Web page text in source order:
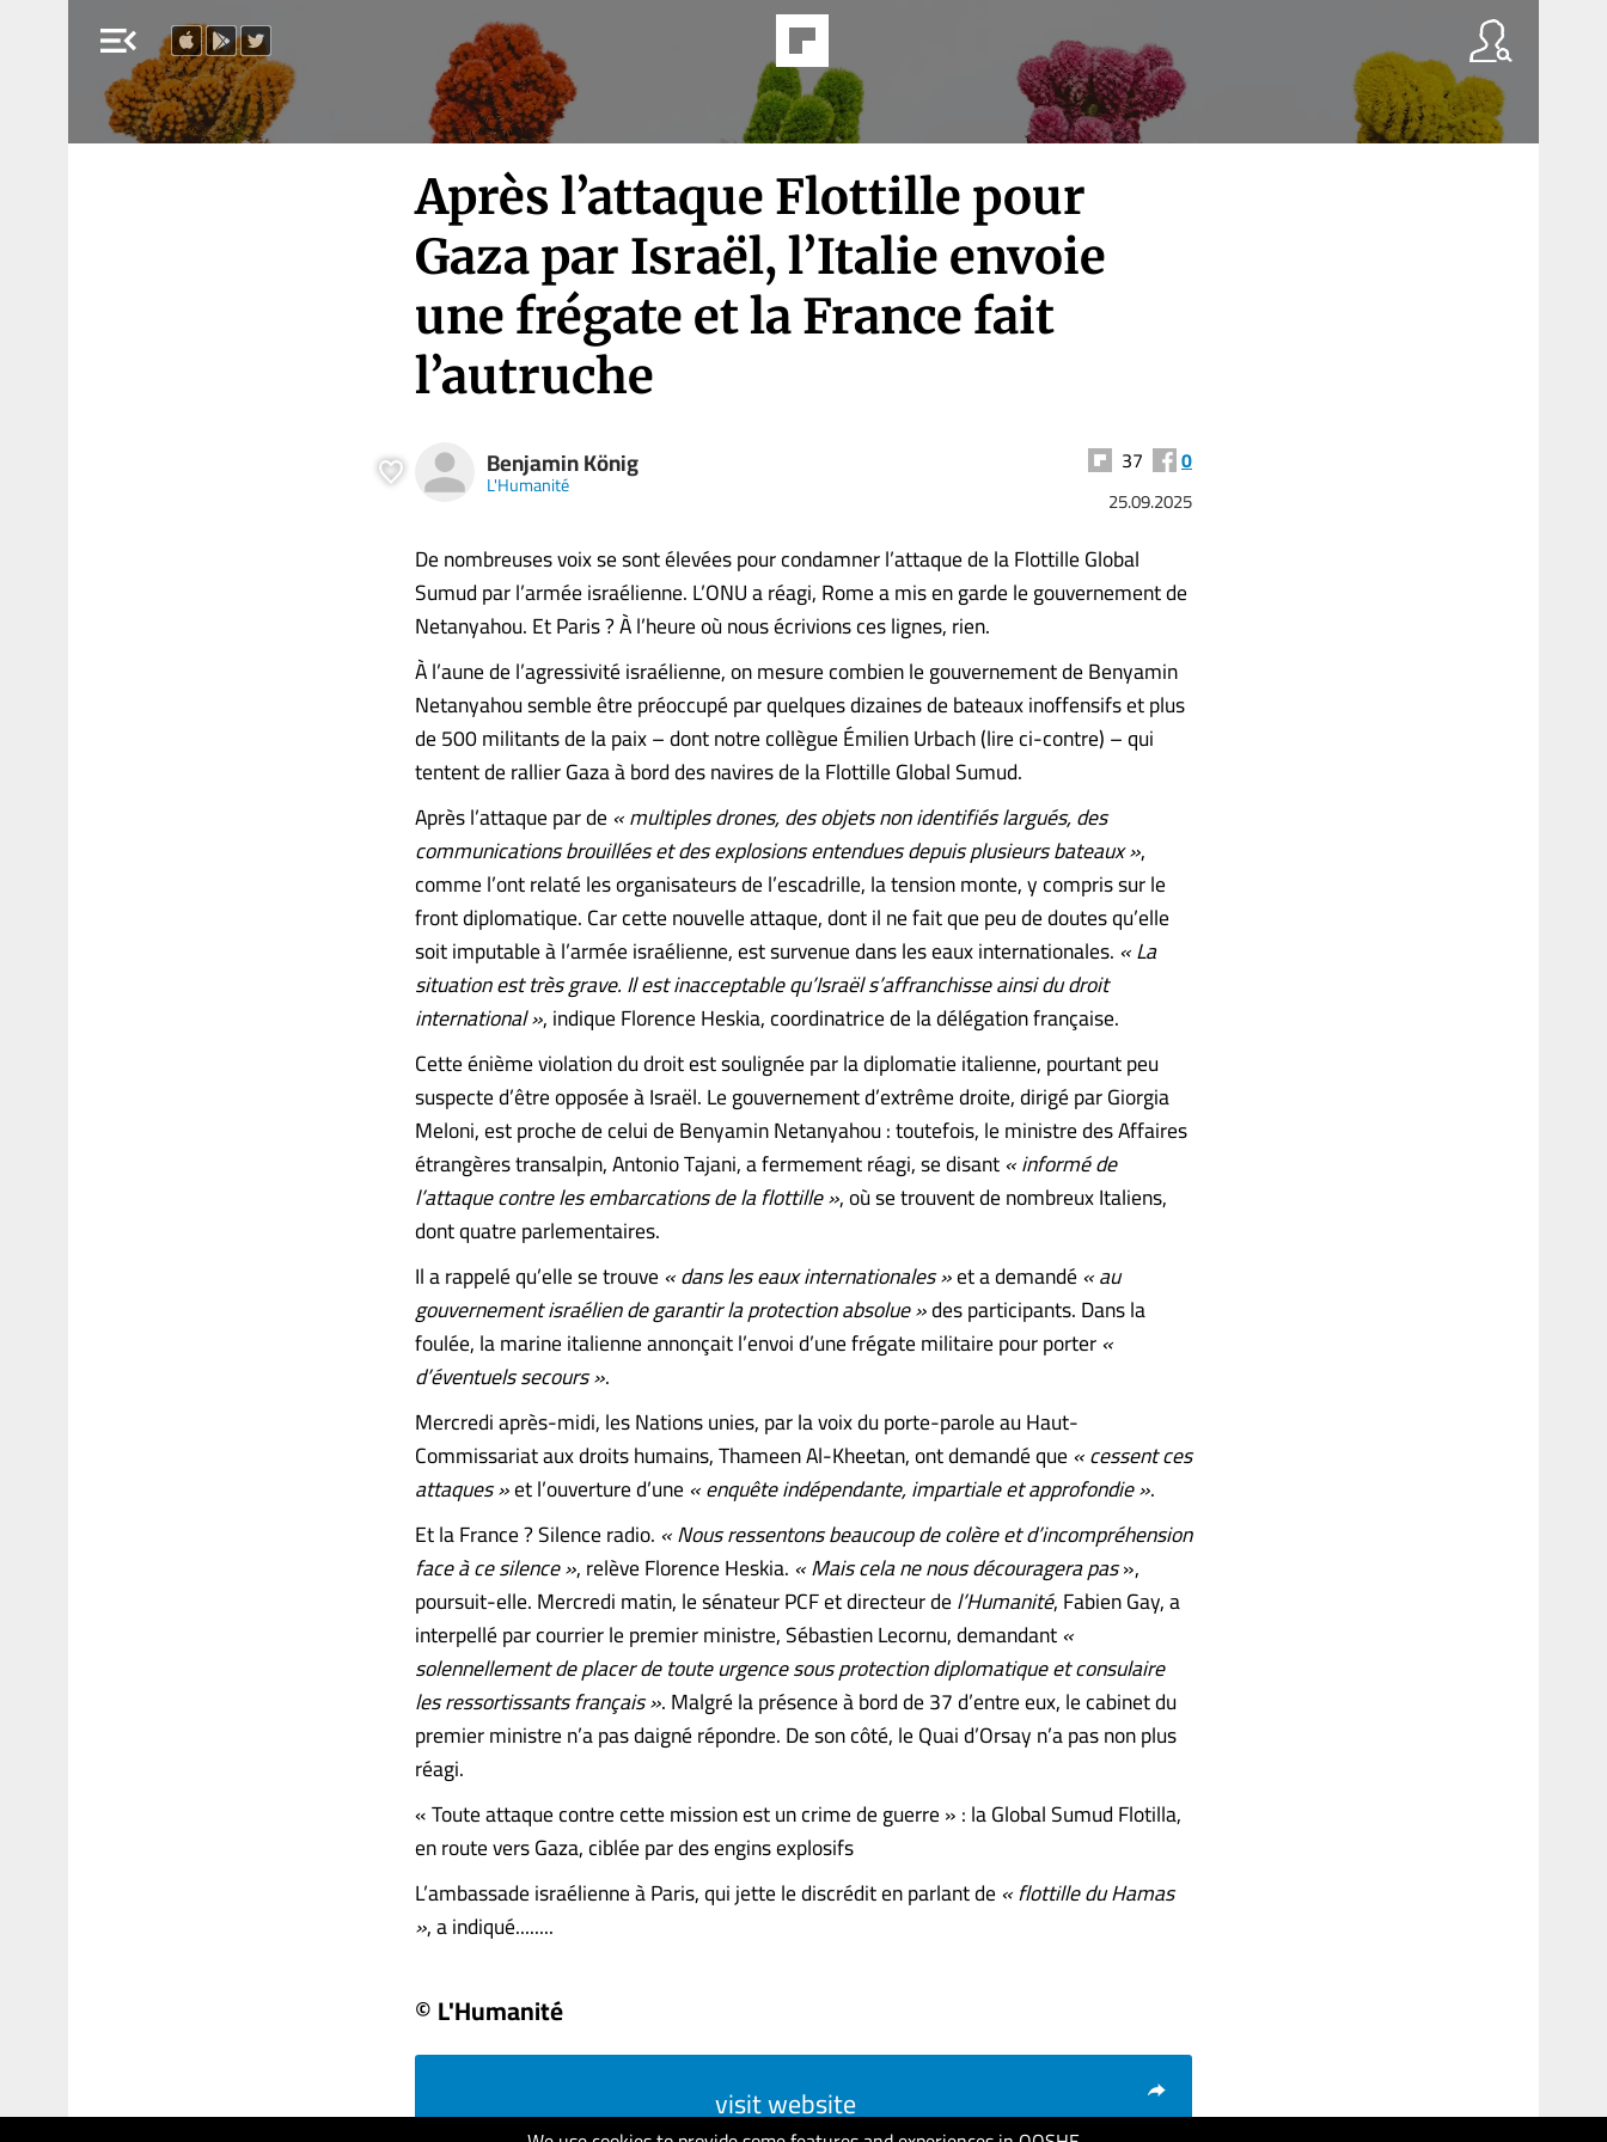
menu_open
Après l’attaque Flottille pour
Gaza par Israël, l’Italie envoie
une frégate et la France fait
l’autruche
Benjamin König
L'Humanité
37 0
25.09.2025
De nombreuses voix se sont élevées pour condamner l’attaque de la Flottille Global
Sumud par l’armée israélienne. L’ONU a réagi, Rome a mis en garde le gouvernement de
Netanyahou. Et Paris ? À l’heure où nous écrivions ces lignes, rien.
À l’aune de l’agressivité israélienne, on mesure combien le gouvernement de Benyamin
Netanyahou semble être préoccupé par quelques dizaines de bateaux inoffensifs et plus
de 500 militants de la paix – dont notre collègue Émilien Urbach (lire ci-contre) – qui
tentent de rallier Gaza à bord des navires de la Flottille Global Sumud.
Après l’attaque par de « multiples drones, des objets non identifiés largués, des
communications brouillées et des explosions entendues depuis plusieurs bateaux »,
comme l’ont relaté les organisateurs de l’escadrille, la tension monte, y compris sur le
front diplomatique. Car cette nouvelle attaque, dont il ne fait que peu de doutes qu’elle
soit imputable à l’armée israélienne, est survenue dans les eaux internationales. « La
situation est très grave. Il est inacceptable qu’Israël s’affranchisse ainsi du droit
international », indique Florence Heskia, coordinatrice de la délégation française.
Cette énième violation du droit est soulignée par la diplomatie italienne, pourtant peu
suspecte d’être opposée à Israël. Le gouvernement d’extrême droite, dirigé par Giorgia
Meloni, est proche de celui de Benyamin Netanyahou : toutefois, le ministre des Affaires
étrangères transalpin, Antonio Tajani, a fermement réagi, se disant« informé de
l’attaque contre les embarcations de la flottille », où se trouvent de nombreux Italiens,
dont quatre parlementaires.
Il a rappelé qu’elle se trouve « dans les eaux internationales »et a demandé « au
gouvernement israélien de garantir la protection absolue »des participants. Dans la
foulée, la marine italienne annonçait l’envoi d’une frégate militaire pour porter«
d’éventuels secours ».
Mercredi après-midi, les Nations unies, par la voix du porte-parole au Haut-
Commissariat aux droits humains, Thameen Al-Kheetan, ont demandé que « cessent ces
attaques »et l’ouverture d’une « enquête indépendante, impartiale et approfondie ».
Et la France ? Silence radio. « Nous ressentons beaucoup de colère et d’incompréhension
face à ce silence », relève Florence Heskia. « Mais cela ne nous découragera pas»,
poursuit-elle. Mercredi matin, le sénateur PCF et directeur del’Humanité, Fabien Gay, a
interpellé par courrier le premier ministre, Sébastien Lecornu, demandant«
solennellement de placer de toute urgence sous protection diplomatique et consulaire
les ressortissants français ». Malgré la présence à bord de 37 d’entre eux, le cabinet du
premier ministre n’a pas daigné répondre. De son côté, le Quai d’Orsay n’a pas non plus
réagi.
« Toute attaque contre cette mission est un crime de guerre » : la Global Sumud Flotilla,
en route vers Gaza, ciblée par des engins explosifs
L’ambassade israélienne à Paris, qui jette le discrédit en parlant de « flottille du Hamas
», a indiqué........
© L'Humanité
visit website